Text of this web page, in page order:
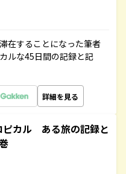
在することになった筆者
ルな45日間の記録と記
詳細を見る
ピカル ある旅の記録と